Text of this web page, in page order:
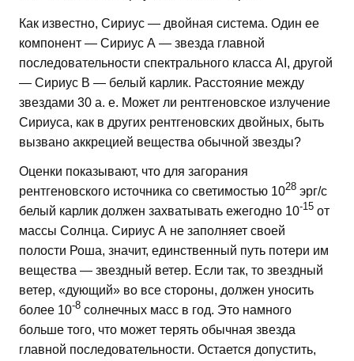
Как известно, Сириус — двойная система. Один ее
компонент — Сириус А — звезда главной
последовательности спектрального класса AI, другой
— Сириус В — белый карлик. Расстояние между
звездами 30 а. е. Может ли рентгеновское излучение
Сириуса, как в других рентгеновских двойных, быть
вызвано аккрецией вещества обычной звезды?
Оценки показывают, что для загорания
рентгеновского источника со светимостью 1028 эрг/с
белый карлик должен захватывать ежегодно 10-15 от
массы Солнца. Сириус А не заполняет своей
полости Роша, значит, единственный путь потери им
вещества — звездный ветер. Если так, то звездный
ветер, «дующий» во все стороны, должен уносить
более 10-8 солнечных масс в год. Это намного
больше того, что может терять обычная звезда
главной последовательности. Остается допустить,